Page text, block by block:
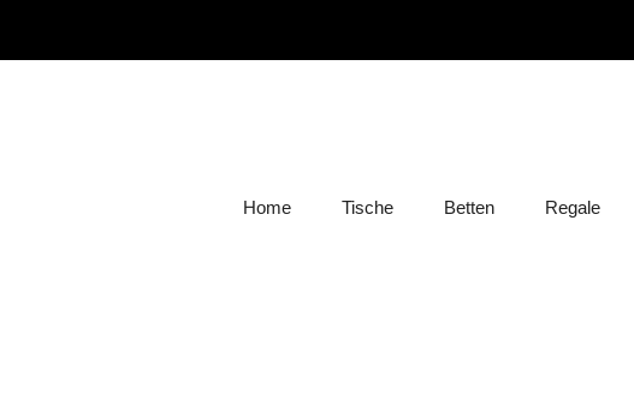
Home Tische Betten Regale